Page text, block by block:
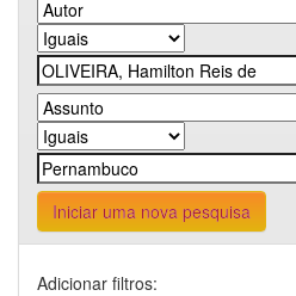
Iniciar uma nova pesquisa
Adicionar filtros: